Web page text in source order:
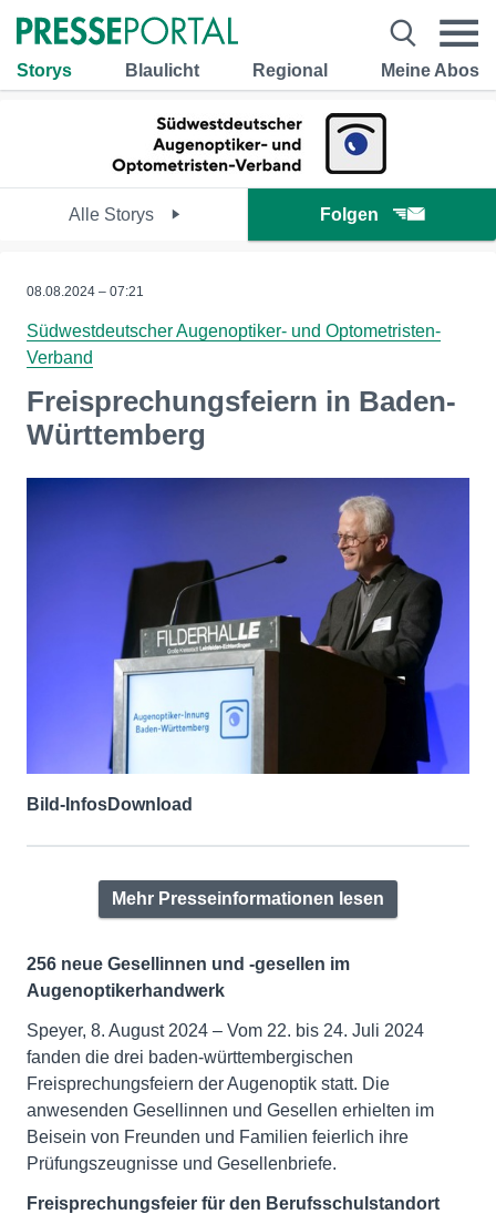
Storys Blaulicht Regional Meine Abos
Alle Storys Folgen
08.08.2024 – 07:21
Südwestdeutscher Augenoptiker- und Optometristen-
Verband
Freisprechungsfeiern in Baden-
Württemberg
Bild-InfosDownload
Mehr Presseinformationen lesen
256 neue Gesellinnen und -gesellen im
Augenoptikerhandwerk
Speyer, 8. August 2024 – Vom 22. bis 24. Juli 2024
fanden die drei baden-württembergischen
Freisprechungsfeiern der Augenoptik statt. Die
anwesenden Gesellinnen und Gesellen erhielten im
Beisein von Freunden und Familien feierlich ihre
Prüfungszeugnisse und Gesellenbriefe.
Freisprechungsfeier für den Berufsschulstandort